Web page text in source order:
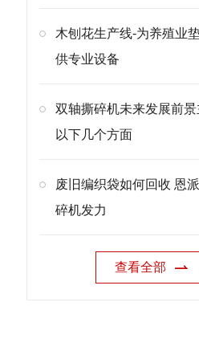
木刨花生产线-为养殖业
供专业设备
双轴撕碎机未来发展前
以下几个方面
废旧编织袋如何回收 恩
碎机发力
查看全部